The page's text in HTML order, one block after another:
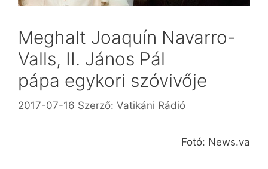
Meghalt Joaquín Navarro-
Valls, II. János Pál
pápa egykori szóvivője
2017-07-16 Szerző: Vatikáni Rádió
Fotó: News.va